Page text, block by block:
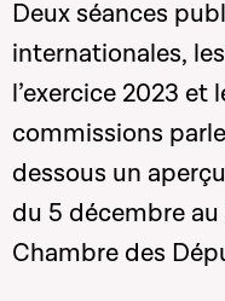
Deux séances
internationales,
l’exercice 2023 et
commissions
dessous un
du 5 décembre
Chambre des